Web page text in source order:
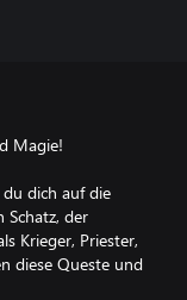
Magie!
dich auf die
Schatz, der
Krieger, Priester,
diese Queste und